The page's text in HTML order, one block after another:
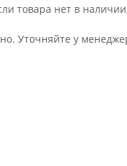
товара нет в
Уточняйте у